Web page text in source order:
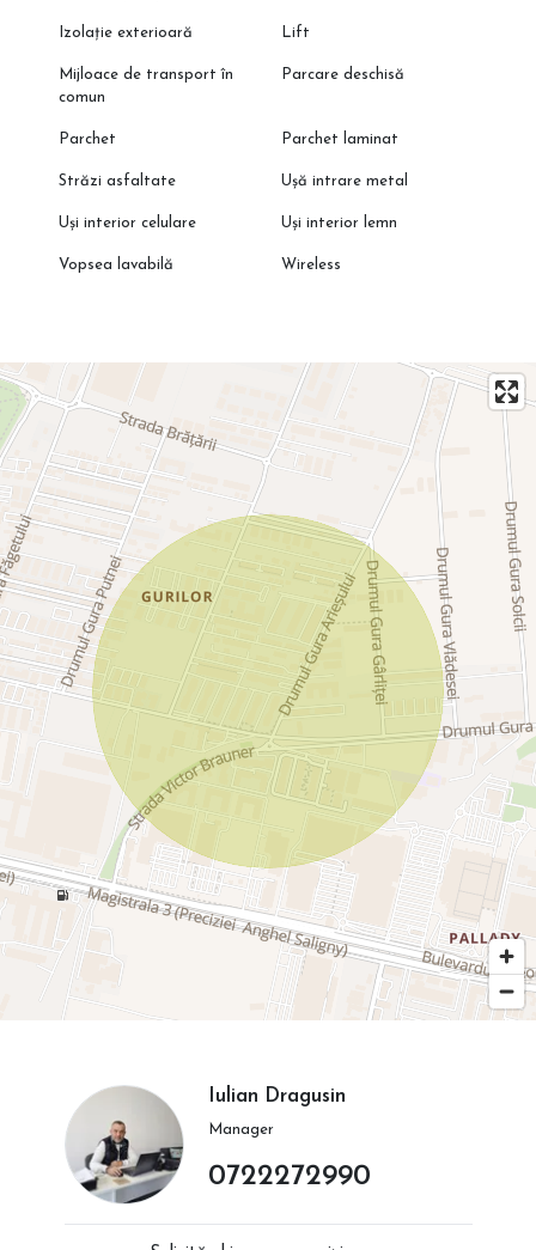
Izolație exterioară Lift
Mijloace de transport în
comun
Parcare deschisă
Parchet Parchet laminat
Străzi asfaltate Ușă intrare metal
Uși interior celulare Uși interior lemn
Vopsea lavabilă Wireless
Iulian Dragusin
Manager
0722272990